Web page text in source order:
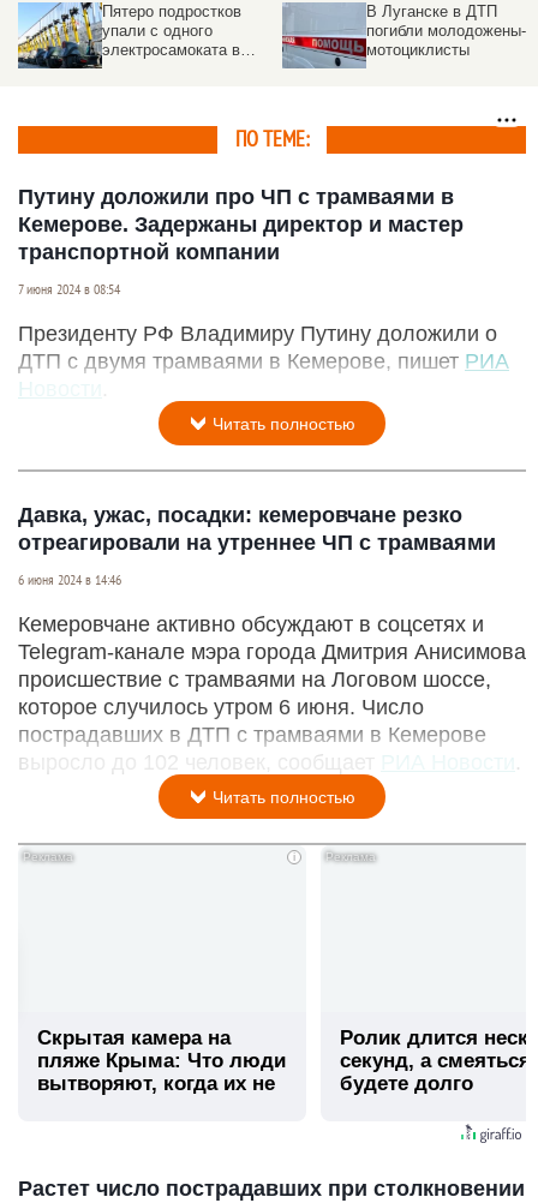
Пятеро подростков
упали с одного
электросамоката в
В Луганске в ДТП
погибли молодожены-
мотоциклисты
ПО ТЕМЕ:
Путину доложили про ЧП с трамваями в
Кемерове. Задержаны директор и мастер
транспортной компании
7 июня 2024 в 08:54
Президенту РФ Владимиру Путину доложили о
ДТП с двумя трамваями в Кемерове, пишет РИА
Новости
Читать полностью
Давка, ужас, посадки: кемеровчане резко
отреагировали на утреннее ЧП с трамваями
6 июня 2024 в 14:46
Кемеровчане активно обсуждают в соцсетях и
Telegram-канале мэра города Дмитрия Анисимова
происшествие с трамваями на Логовом шоссе,
которое случилось утром 6 июня. Число
пострадавших в ДТП с трамваями в Кемерове
выросло до 102 человек, сообщает РИА Новости .
Читать полностью
i
Скрытая камера на
пляже Крыма: Что люди
вытворяют, когда их не
Ролик длится
секунд, а
будете долго
Растет число пострадавших при столкновении